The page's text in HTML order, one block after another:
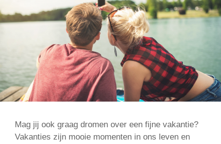
Mag jij ook graag dromen over een fijne vakantie?
Vakanties zijn mooie momenten in ons leven en